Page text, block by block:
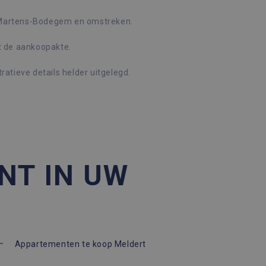
Bodegem en omstreken.
aankoopakte.
details helder uitgelegd.
IN UW
Appartementen te koop Meldert
te
- wat een